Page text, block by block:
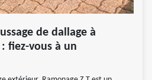
de dallage à
fiez-vous à un